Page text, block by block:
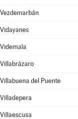
Vezdemarbán
Vidayanes
Videmala
Villabrázaro
Villabuena del Puente
Villadepera
Villaescusa